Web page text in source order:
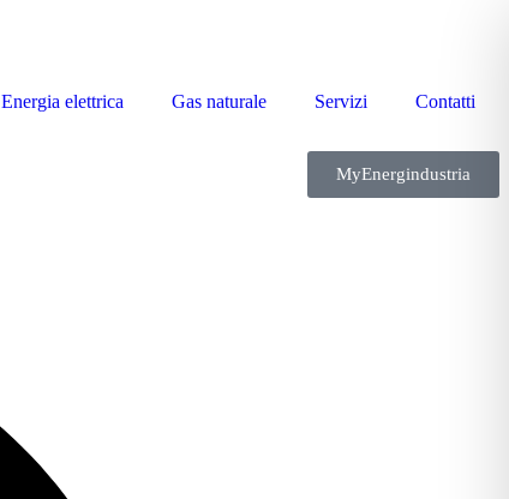
Energia elettrica Gas naturale Servizi Contatti
MyEnergindustria